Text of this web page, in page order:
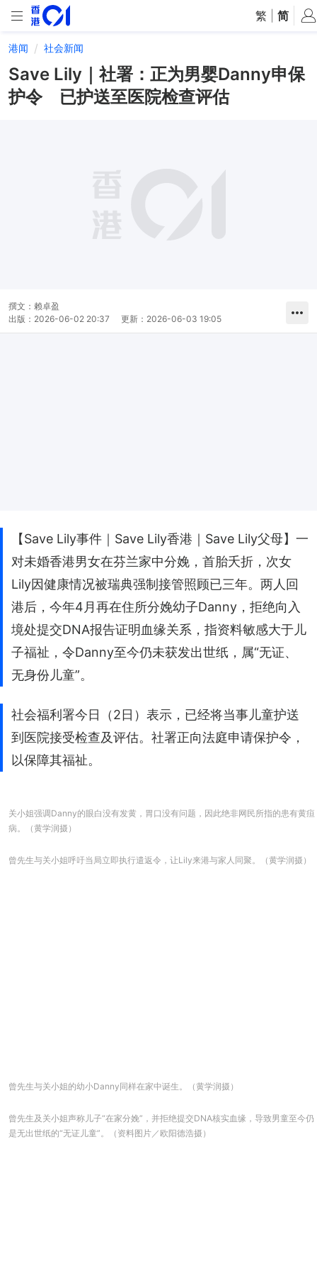
繁 简
港闻 社会新闻
Save Lily｜社署：正为男婴Danny申保
护令 已护送至医院检查评估
撰文： 赖卓盈
出版： 2026-06-02 20:37 更新： 2026-06-03 19:05
【Save Lily事件｜Save Lily香港｜Save Lily父母】一
对未婚香港男女在芬兰家中分娩，首胎夭折，次女
Lily因健康情况被瑞典强制接管照顾已三年。两人回
港后，今年4月再在住所分娩幼子Danny，拒绝向入
境处提交DNA报告证明血缘关系，指资料敏感大于儿
子福祉，令Danny至今仍未获发出世纸，属“无证、
无身份儿童”。
社会福利署今日（2日）表示，已经将当事儿童护送
到医院接受检查及评估。社署正向法庭申请保护令，
以保障其福祉。
关小姐强调Danny的眼白没有发黄，胃口没有问题，因此绝非网民所指的患有黄疸
病。（黄学润摄）
曾先生与关小姐呼吁当局立即执行遣返令，让Lily来港与家人同聚。（黄学润摄）
曾先生与关小姐的幼小Danny同样在家中诞生。（黄学润摄）
曾先生及关小姐声称儿子“在家分娩”，并拒绝提交DNA核实血缘，导致男童至今仍
是无出世纸的“无证儿童”。（资料图片／欧阳德浩摄）